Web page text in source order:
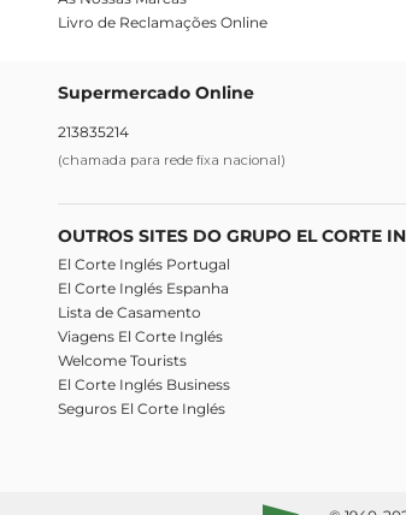
Livro de Reclamações Online
Supermercado Online
213835214
(chamada para rede fixa nacional)
OUTROS SITES DO GRUPO EL CORTE
El Corte Inglés Portugal
El Corte Inglés Espanha
Lista de Casamento
Viagens El Corte Inglés
Welcome Tourists
El Corte Inglés Business
Seguros El Corte Inglés